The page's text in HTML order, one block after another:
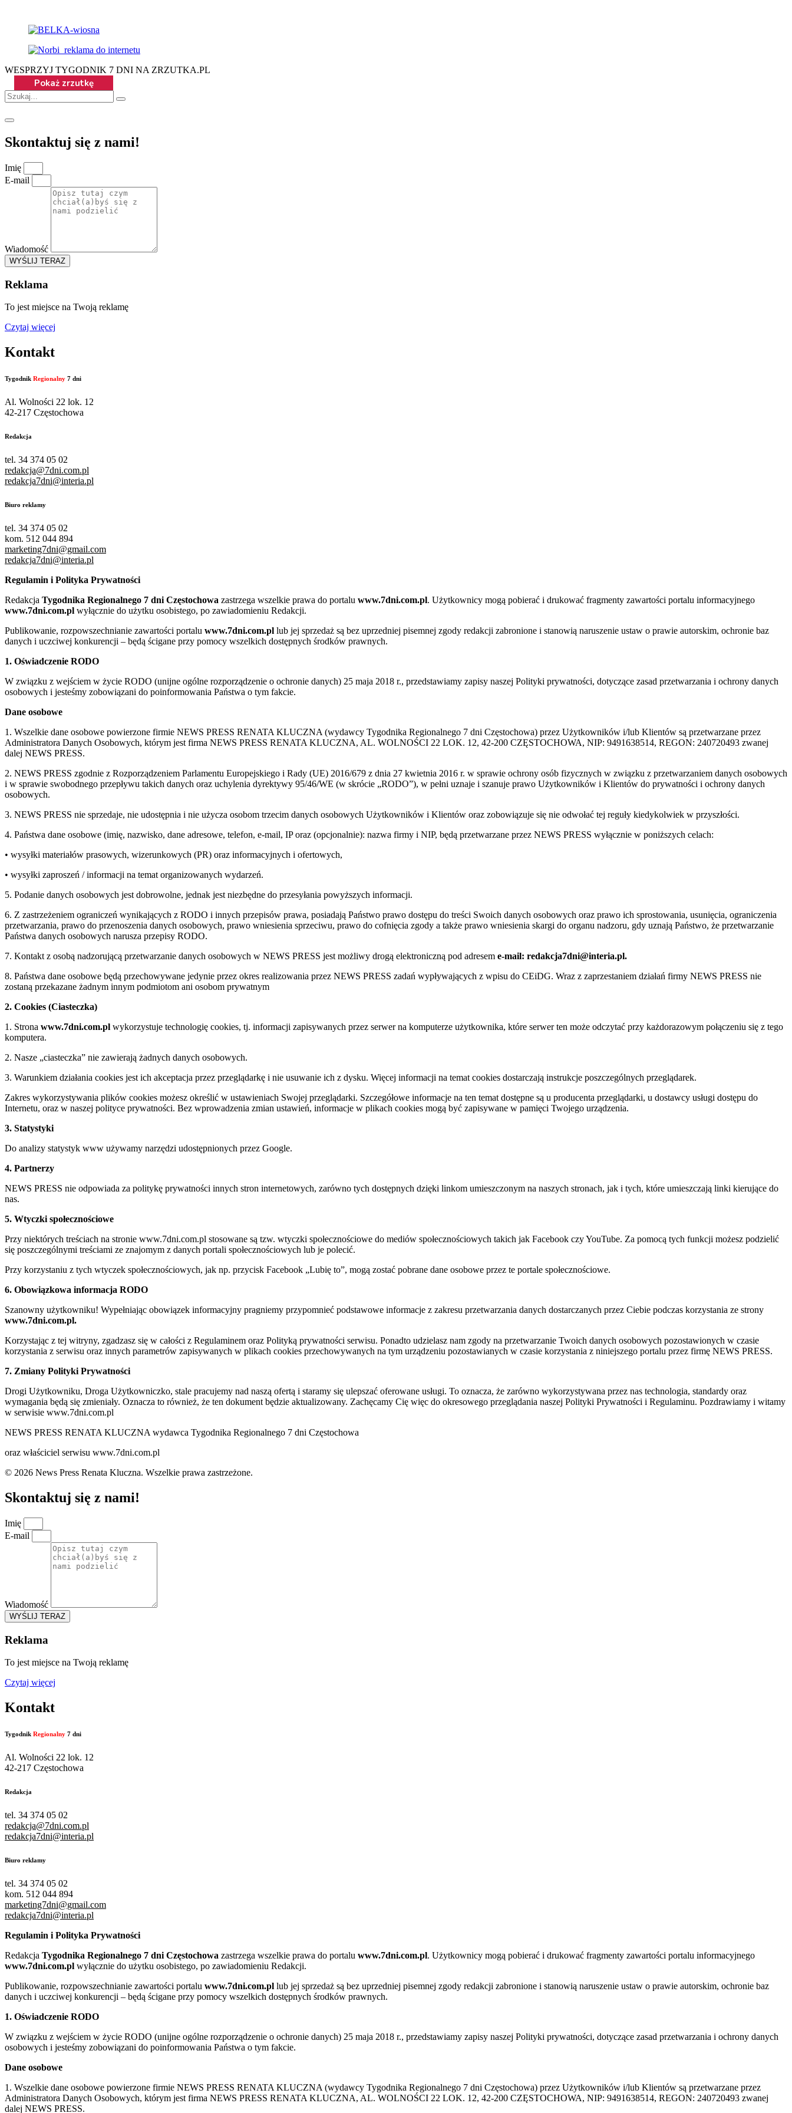
WESPRZYJ TYGODNIK 7 DNI NA ZRZUTKA.PL
Skontaktuj się z nami!
Imię
E-mail
Wiadomość
WYŚLIJ TERAZ
Reklama
To jest miejsce na Twoją reklamę
Czytaj więcej
Kontakt
Tygodnik Regionalny 7 dni
Al. Wolności 22 lok. 12
42-217 Częstochowa
Redakcja
tel. 34 374 05 02
redakcja@7dni.com.pl
redakcja7dni@interia.pl
Biuro reklamy
tel. 34 374 05 02
kom. 512 044 894
marketing7dni@gmail.com
redakcja7dni@interia.pl
Regulamin i Polityka Prywatności
Redakcja Tygodnika Regionalnego 7 dni Częstochowa zastrzega wszelkie prawa do portalu www.7dni.com.pl. Użytkownicy mogą pobierać i drukować fragmenty zawartości portalu informacyjnego
www.7dni.com.pl wyłącznie do użytku osobistego, po zawiadomieniu Redakcji.
Publikowanie, rozpowszechnianie zawartości portalu www.7dni.com.pl lub jej sprzedaż są bez uprzedniej pisemnej zgody redakcji zabronione i stanowią naruszenie ustaw o prawie autorskim, ochronie baz
danych i uczciwej konkurencji – będą ścigane przy pomocy wszelkich dostępnych środków prawnych.
1. Oświadczenie RODO
W związku z wejściem w życie RODO (unijne ogólne rozporządzenie o ochronie danych) 25 maja 2018 r., przedstawiamy zapisy naszej Polityki prywatności, dotyczące zasad przetwarzania i ochrony danych
osobowych i jesteśmy zobowiązani do poinformowania Państwa o tym fakcie.
Dane osobowe
1. Wszelkie dane osobowe powierzone firmie NEWS PRESS RENATA KLUCZNA (wydawcy Tygodnika Regionalnego 7 dni Częstochowa) przez Użytkowników i/lub Klientów są przetwarzane przez
Administratora Danych Osobowych, którym jest firma NEWS PRESS RENATA KLUCZNA, AL. WOLNOŚCI 22 LOK. 12, 42-200 CZĘSTOCHOWA, NIP: 9491638514, REGON: 240720493 zwanej
dalej NEWS PRESS.
2. NEWS PRESS zgodnie z Rozporządzeniem Parlamentu Europejskiego i Rady (UE) 2016/679 z dnia 27 kwietnia 2016 r. w sprawie ochrony osób fizycznych w związku z przetwarzaniem danych osobowych
i w sprawie swobodnego przepływu takich danych oraz uchylenia dyrektywy 95/46/WE (w skrócie „RODO”), w pełni uznaje i szanuje prawo Użytkowników i Klientów do prywatności i ochrony danych
osobowych.
3. NEWS PRESS nie sprzedaje, nie udostępnia i nie użycza osobom trzecim danych osobowych Użytkowników i Klientów oraz zobowiązuje się nie odwołać tej reguły kiedykolwiek w przyszłości.
4. Państwa dane osobowe (imię, nazwisko, dane adresowe, telefon, e-mail, IP oraz (opcjonalnie): nazwa firmy i NIP, będą przetwarzane przez NEWS PRESS wyłącznie w poniższych celach:
• wysyłki materiałów prasowych, wizerunkowych (PR) oraz informacyjnych i ofertowych,
• wysyłki zaproszeń / informacji na temat organizowanych wydarzeń.
5. Podanie danych osobowych jest dobrowolne, jednak jest niezbędne do przesyłania powyższych informacji.
6. Z zastrzeżeniem ograniczeń wynikających z RODO i innych przepisów prawa, posiadają Państwo prawo dostępu do treści Swoich danych osobowych oraz prawo ich sprostowania, usunięcia, ograniczenia
przetwarzania, prawo do przenoszenia danych osobowych, prawo wniesienia sprzeciwu, prawo do cofnięcia zgody a także prawo wniesienia skargi do organu nadzoru, gdy uznają Państwo, że przetwarzanie
Państwa danych osobowych narusza przepisy RODO.
7. Kontakt z osobą nadzorującą przetwarzanie danych osobowych w NEWS PRESS jest możliwy drogą elektroniczną pod adresem e-mail: redakcja7dni@interia.pl.
8. Państwa dane osobowe będą przechowywane jedynie przez okres realizowania przez NEWS PRESS zadań wypływających z wpisu do CEiDG. Wraz z zaprzestaniem działań firmy NEWS PRESS nie
zostaną przekazane żadnym innym podmiotom ani osobom prywatnym
2. Cookies (Ciasteczka)
1. Strona www.7dni.com.pl wykorzystuje technologię cookies, tj. informacji zapisywanych przez serwer na komputerze użytkownika, które serwer ten może odczytać przy każdorazowym połączeniu się z tego
komputera.
2. Nasze „ciasteczka” nie zawierają żadnych danych osobowych.
3. Warunkiem działania cookies jest ich akceptacja przez przeglądarkę i nie usuwanie ich z dysku. Więcej informacji na temat cookies dostarczają instrukcje poszczególnych przeglądarek.
Zakres wykorzystywania plików cookies możesz określić w ustawieniach Swojej przeglądarki. Szczegółowe informacje na ten temat dostępne są u producenta przeglądarki, u dostawcy usługi dostępu do
Internetu, oraz w naszej polityce prywatności. Bez wprowadzenia zmian ustawień, informacje w plikach cookies mogą być zapisywane w pamięci Twojego urządzenia.
3. Statystyki
Do analizy statystyk www używamy narzędzi udostępnionych przez Google.
4. Partnerzy
NEWS PRESS nie odpowiada za politykę prywatności innych stron internetowych, zarówno tych dostępnych dzięki linkom umieszczonym na naszych stronach, jak i tych, które umieszczają linki kierujące do
nas.
5. Wtyczki społecznościowe
Przy niektórych treściach na stronie www.7dni.com.pl stosowane są tzw. wtyczki społecznościowe do mediów społecznościowych takich jak Facebook czy YouTube. Za pomocą tych funkcji możesz podzielić
się poszczególnymi treściami ze znajomym z danych portali społecznościowych lub je polecić.
Przy korzystaniu z tych wtyczek społecznościowych, jak np. przycisk Facebook „Lubię to”, mogą zostać pobrane dane osobowe przez te portale społecznościowe.
6. Obowiązkowa informacja RODO
Szanowny użytkowniku! Wypełniając obowiązek informacyjny pragniemy przypomnieć podstawowe informacje z zakresu przetwarzania danych dostarczanych przez Ciebie podczas korzystania ze strony
www.7dni.com.pl.
Korzystając z tej witryny, zgadzasz się w całości z Regulaminem oraz Polityką prywatności serwisu. Ponadto udzielasz nam zgody na przetwarzanie Twoich danych osobowych pozostawionych w czasie
korzystania z serwisu oraz innych parametrów zapisywanych w plikach cookies przechowywanych na tym urządzeniu pozostawianych w czasie korzystania z niniejszego portalu przez firmę NEWS PRESS.
7. Zmiany Polityki Prywatności
Drogi Użytkowniku, Droga Użytkowniczko, stale pracujemy nad naszą ofertą i staramy się ulepszać oferowane usługi. To oznacza, że zarówno wykorzystywana przez nas technologia, standardy oraz
wymagania będą się zmieniały. Oznacza to również, że ten dokument będzie aktualizowany. Zachęcamy Cię więc do okresowego przeglądania naszej Polityki Prywatności i Regulaminu. Pozdrawiamy i witamy
w serwisie www.7dni.com.pl
NEWS PRESS RENATA KLUCZNA wydawca Tygodnika Regionalnego 7 dni Częstochowa
oraz właściciel serwisu www.7dni.com.pl
© 2026 News Press Renata Kluczna. Wszelkie prawa zastrzeżone.
Skontaktuj się z nami!
Imię
E-mail
Wiadomość
WYŚLIJ TERAZ
Reklama
To jest miejsce na Twoją reklamę
Czytaj więcej
Kontakt
Tygodnik Regionalny 7 dni
Al. Wolności 22 lok. 12
42-217 Częstochowa
Redakcja
tel. 34 374 05 02
redakcja@7dni.com.pl
redakcja7dni@interia.pl
Biuro reklamy
tel. 34 374 05 02
kom. 512 044 894
marketing7dni@gmail.com
redakcja7dni@interia.pl
Regulamin i Polityka Prywatności
Redakcja Tygodnika Regionalnego 7 dni Częstochowa zastrzega wszelkie prawa do portalu www.7dni.com.pl. Użytkownicy mogą pobierać i drukować fragmenty zawartości portalu informacyjnego
www.7dni.com.pl wyłącznie do użytku osobistego, po zawiadomieniu Redakcji.
Publikowanie, rozpowszechnianie zawartości portalu www.7dni.com.pl lub jej sprzedaż są bez uprzedniej pisemnej zgody redakcji zabronione i stanowią naruszenie ustaw o prawie autorskim, ochronie baz
danych i uczciwej konkurencji – będą ścigane przy pomocy wszelkich dostępnych środków prawnych.
1. Oświadczenie RODO
W związku z wejściem w życie RODO (unijne ogólne rozporządzenie o ochronie danych) 25 maja 2018 r., przedstawiamy zapisy naszej Polityki prywatności, dotyczące zasad przetwarzania i ochrony danych
osobowych i jesteśmy zobowiązani do poinformowania Państwa o tym fakcie.
Dane osobowe
1. Wszelkie dane osobowe powierzone firmie NEWS PRESS RENATA KLUCZNA (wydawcy Tygodnika Regionalnego 7 dni Częstochowa) przez Użytkowników i/lub Klientów są przetwarzane przez
Administratora Danych Osobowych, którym jest firma NEWS PRESS RENATA KLUCZNA, AL. WOLNOŚCI 22 LOK. 12, 42-200 CZĘSTOCHOWA, NIP: 9491638514, REGON: 240720493 zwanej
dalej NEWS PRESS.